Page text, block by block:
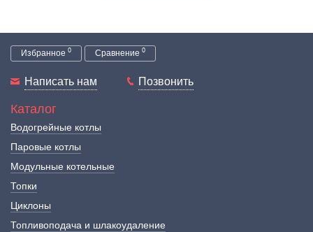
Избранное 0 Сравнение 0
Написать нам Позвонить
Каталог
Водогрейные котлы
Паровые котлы
Модульные котельные
Топки
Циклоны
Топливоподача и шлакоудаление